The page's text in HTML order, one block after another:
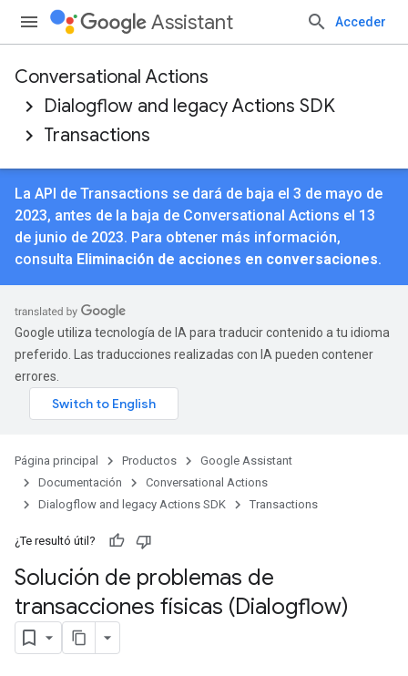
Assistant Acceder
Conversational Actions
Dialogflow and legacy Actions SDK
Transactions
La API de Transactions se dará de baja el 3 de mayo de
2023, antes de la baja de Conversational Actions el 13
de junio de 2023. Para obtener más información,
consulta Eliminación de acciones en conversaciones.
Google utiliza tecnología de IA para traducir contenido a tu idioma
preferido. Las traducciones realizadas con IA pueden contener
errores.
Página principal Productos
Google Assistant
Documentación
Conversational Actions
Dialogflow and legacy Actions SDK
Transactions
¿Te resultó útil?
Solución de problemas de
transacciones físicas (Dialogflow)